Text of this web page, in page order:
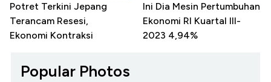
Potret Terkini Jepang
Terancam Resesi,
Ekonomi Kontraksi
Ini Dia Mesin Pertumbuhan
Ekonomi RI Kuartal III-
2023 4,94%
Popular Photos